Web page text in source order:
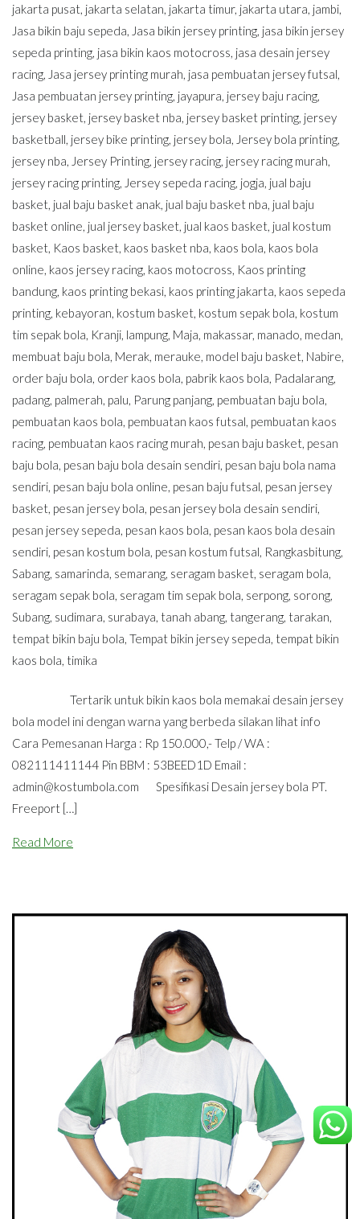
jakarta pusat, jakarta selatan, jakarta timur, jakarta utara, jambi,
Jasa bikin baju sepeda, Jasa bikin jersey printing, jasa bikin jersey
sepeda printing, jasa bikin kaos motocross, jasa desain jersey
racing, Jasa jersey printing murah, jasa pembuatan jersey futsal,
Jasa pembuatan jersey printing, jayapura, jersey baju racing,
jersey basket, jersey basket nba, jersey basket printing, jersey
basketball, jersey bike printing, jersey bola, Jersey bola printing,
jersey nba, Jersey Printing, jersey racing, jersey racing murah,
jersey racing printing, Jersey sepeda racing, jogja, jual baju
basket, jual baju basket anak, jual baju basket nba, jual baju
basket online, jual jersey basket, jual kaos basket, jual kostum
basket, Kaos basket, kaos basket nba, kaos bola, kaos bola
online, kaos jersey racing, kaos motocross, Kaos printing
bandung, kaos printing bekasi, kaos printing jakarta, kaos sepeda
printing, kebayoran, kostum basket, kostum sepak bola, kostum
tim sepak bola, Kranji, lampung, Maja, makassar, manado, medan,
membuat baju bola, Merak, merauke, model baju basket, Nabire,
order baju bola, order kaos bola, pabrik kaos bola, Padalarang,
padang, palmerah, palu, Parung panjang, pembuatan baju bola,
pembuatan kaos bola, pembuatan kaos futsal, pembuatan kaos
racing, pembuatan kaos racing murah, pesan baju basket, pesan
baju bola, pesan baju bola desain sendiri, pesan baju bola nama
sendiri, pesan baju bola online, pesan baju futsal, pesan jersey
basket, pesan jersey bola, pesan jersey bola desain sendiri,
pesan jersey sepeda, pesan kaos bola, pesan kaos bola desain
sendiri, pesan kostum bola, pesan kostum futsal, Rangkasbitung,
Sabang, samarinda, semarang, seragam basket, seragam bola,
seragam sepak bola, seragam tim sepak bola, serpong, sorong,
Subang, sudimara, surabaya, tanah abang, tangerang, tarakan,
tempat bikin baju bola, Tempat bikin jersey sepeda, tempat bikin
kaos bola, timika
Tertarik untuk bikin kaos bola memakai desain jersey
bola model ini dengan warna yang berbeda silakan lihat info
Cara Pemesanan Harga : Rp 150.000,- Telp / WA :
082111411144 Pin BBM : 53BEED1D Email :
admin@kostumbola.com Spesifikasi Desain jersey bola PT.
Freeport […]
Read More